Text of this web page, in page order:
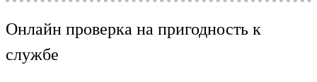
Онлайн проверка на пригодность к
службе